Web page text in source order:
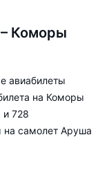
Коморы
авиабилеты
на Коморы
и 728
на самолет Аруша